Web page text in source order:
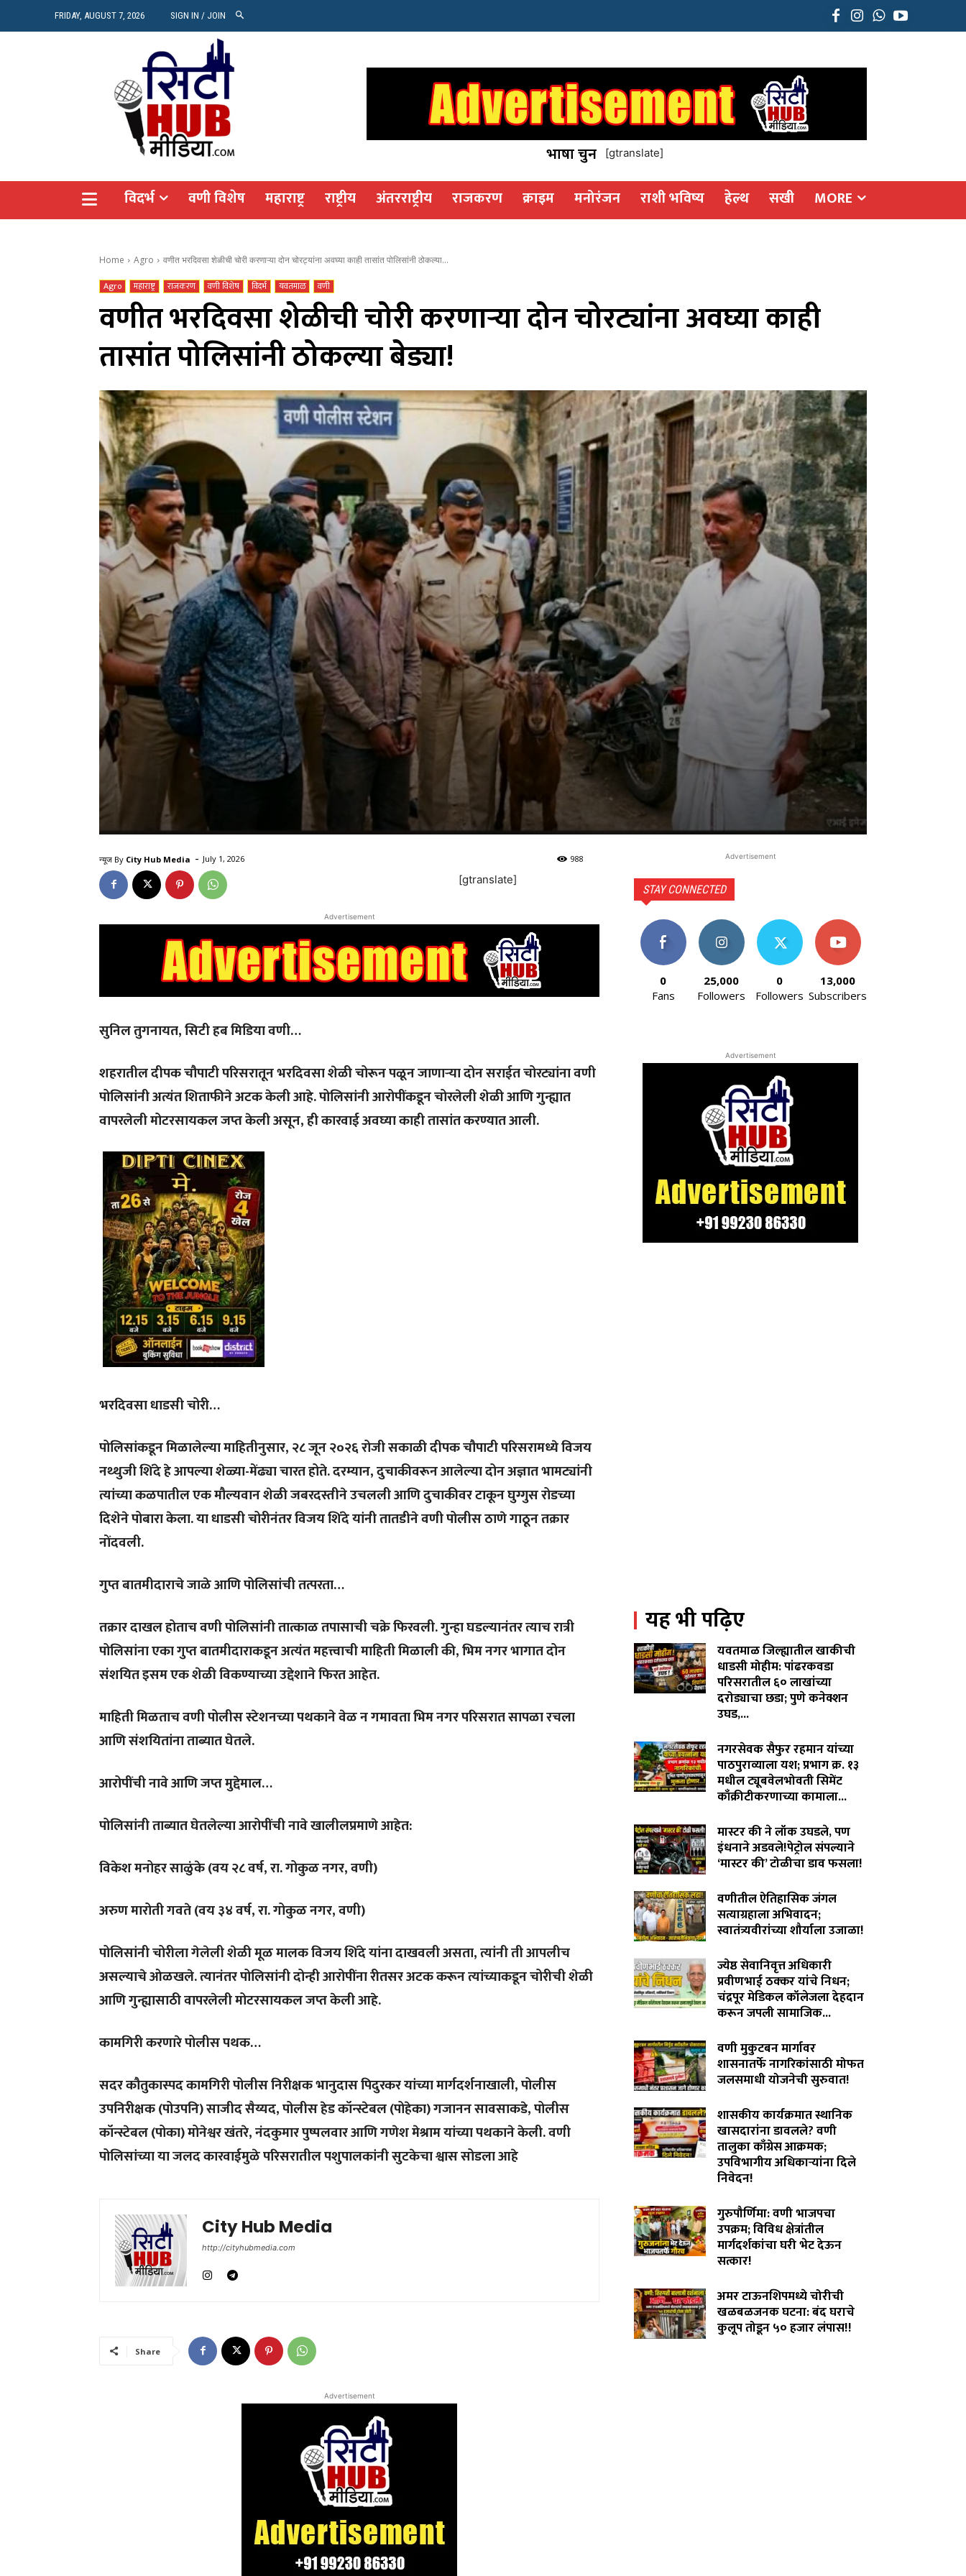
FRIDAY, AUGUST 7, 2026 SIGN IN / JOIN
भाषा चुनें [gtranslate]
विदर्भ वणी विशेष महाराष्ट्र राष्ट्रीय अंतरराष्ट्रीय राजकरण क्राइम मनोरंजन राशी भविष्य हेल्थ सखी MORE
Home Agro वणीत भरदिवसा शेळीची चोरी करणाऱ्या दोन चोरट्यांना अवघ्या काही तासांत पोलिसांनी ठोकल्या...
Agro महाराष्ट्र राजकरण वणी विशेष विदर्भ यवतमाळ वणी
वणीत भरदिवसा शेळीची चोरी करणाऱ्या दोन चोरट्यांना अवघ्या काही
तासांत पोलिसांनी ठोकल्या बेड्या!
न्यूज By City Hub Media - July 1, 2026 988
[gtranslate]
Advertisement
सुनिल तुगनायत, सिटी हब मिडिया वणी…
शहरातील दीपक चौपाटी परिसरातून भरदिवसा शेळी चोरून पळून जाणाऱ्या दोन सराईत चोरट्यांना वणी
पोलिसांनी अत्यंत शिताफीने अटक केली आहे. पोलिसांनी आरोपींकडून चोरलेली शेळी आणि गुन्ह्यात
वापरलेली मोटरसायकल जप्त केली असून, ही कारवाई अवघ्या काही तासांत करण्यात आली.
भरदिवसा धाडसी चोरी…
पोलिसांकडून मिळालेल्या माहितीनुसार, २८ जून २०२६ रोजी सकाळी दीपक चौपाटी परिसरामध्ये विजय
नथ्थुजी शिंदे हे आपल्या शेळ्या-मेंढ्या चारत होते. दरम्यान, दुचाकीवरून आलेल्या दोन अज्ञात भामट्यांनी
त्यांच्या कळपातील एक मौल्यवान शेळी जबरदस्तीने उचलली आणि दुचाकीवर टाकून घुग्गुस रोडच्या
दिशेने पोबारा केला. या धाडसी चोरीनंतर विजय शिंदे यांनी तातडीने वणी पोलीस ठाणे गाठून तक्रार
नोंदवली.
गुप्त बातमीदाराचे जाळे आणि पोलिसांची तत्परता…
तक्रार दाखल होताच वणी पोलिसांनी तात्काळ तपासाची चक्रे फिरवली. गुन्हा घडल्यानंतर त्याच रात्री
पोलिसांना एका गुप्त बातमीदाराकडून अत्यंत महत्त्वाची माहिती मिळाली की, भिम नगर भागात दोन
संशयित इसम एक शेळी विकण्याच्या उद्देशाने फिरत आहेत.
माहिती मिळताच वणी पोलीस स्टेशनच्या पथकाने वेळ न गमावता भिम नगर परिसरात सापळा रचला
आणि संशयितांना ताब्यात घेतले.
आरोपींची नावे आणि जप्त मुद्देमाल…
पोलिसांनी ताब्यात घेतलेल्या आरोपींची नावे खालीलप्रमाणे आहेत:
विकेश मनोहर साळुंके (वय २८ वर्ष, रा. गोकुळ नगर, वणी)
अरुण मारोती गवते (वय ३४ वर्ष, रा. गोकुळ नगर, वणी)
पोलिसांनी चोरीला गेलेली शेळी मूळ मालक विजय शिंदे यांना दाखवली असता, त्यांनी ती आपलीच
असल्याचे ओळखले. त्यानंतर पोलिसांनी दोन्ही आरोपींना रीतसर अटक करून त्यांच्याकडून चोरीची शेळी
आणि गुन्ह्यासाठी वापरलेली मोटरसायकल जप्त केली आहे.
कामगिरी करणारे पोलीस पथक…
सदर कौतुकास्पद कामगिरी पोलीस निरीक्षक भानुदास पिदुरकर यांच्या मार्गदर्शनाखाली, पोलीस
उपनिरीक्षक (पोउपनि) साजीद सैय्यद, पोलीस हेड कॉन्स्टेबल (पोहेका) गजानन सावसाकडे, पोलीस
कॉन्स्टेबल (पोका) मोनेश्वर खंतरे, नंदकुमार पुष्पलवार आणि गणेश मेश्राम यांच्या पथकाने केली. वणी
पोलिसांच्या या जलद कारवाईमुळे परिसरातील पशुपालकांनी सुटकेचा श्वास सोडला आहे
City Hub Media
http://cityhubmedia.com
Share
Advertisement
Advertisement
STAY CONNECTED
0
Fans
25,000
Followers
0
Followers
13,000
Subscribers
Advertisement
यह भी पढ़िए
यवतमाळ जिल्ह्यातील खाकीची
धाडसी मोहीम: पांढरकवडा
परिसरातील ६० लाखांच्या
दरोड्याचा छडा; पुणे कनेक्शन
उघड,...
नगरसेवक सैफुर रहमान यांच्या
पाठपुराव्याला यश; प्रभाग क्र. १३
मधील ट्यूबवेलभोवती सिमेंट
काँक्रीटीकरणाच्या कामाला...
मास्टर की ने लॉक उघडले, पण
इंधनाने अडवले!पेट्रोल संपल्याने
‘मास्टर की’ टोळीचा डाव फसला!
वणीतील ऐतिहासिक जंगल
सत्याग्रहाला अभिवादन;
स्वातंत्र्यवीरांच्या शौर्याला उजाळा!
ज्येष्ठ सेवानिवृत्त अधिकारी
प्रवीणभाई ठक्कर यांचे निधन;
चंद्रपूर मेडिकल कॉलेजला देहदान
करून जपली सामाजिक...
वणी मुकुटबन मार्गावर
शासनातर्फे नागरिकांसाठी मोफत
जलसमाधी योजनेची सुरुवात!
शासकीय कार्यक्रमात स्थानिक
खासदारांना डावलले? वणी
तालुका काँग्रेस आक्रमक;
उपविभागीय अधिकाऱ्यांना दिले
निवेदन!
गुरुपौर्णिमा: वणी भाजपचा
उपक्रम; विविध क्षेत्रांतील
मार्गदर्शकांचा घरी भेट देऊन
सत्कार!
अमर टाऊनशिपमध्ये चोरीची
खळबळजनक घटना: बंद घराचे
कुलूप तोडून ५० हजार लंपास!!